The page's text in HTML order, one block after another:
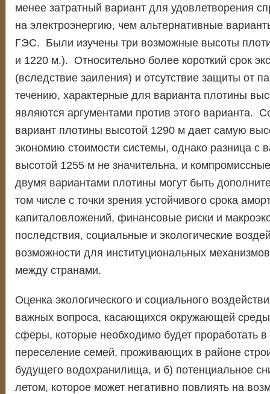
менее затратный вариант для удовлетворения
на электроэнергию, чем альтернативные
ГЭС. Были изучены три возможные высоты
и 1220 м.). Относительно более короткий срок
(вследствие заиления) и отсутствие защиты от
течению, характерные для варианта плотины
являются аргументами против этого варианта.
вариант плотины высотой 1290 м дает самую
экономию стоимости системы, однако разница с
высотой 1255 м не значительна, и
двумя вариантами плотины могут быть
том числе с точки зрения устойчивого срока
капиталовложений, финансовые риски и
последствия, социальные и экологические
возможности для институциональных
между странами.
Оценка экологического и социального
важных вопроса, касающихся окружающей
сферы, которые необходимо будет проработать в
переселение семей, проживающих в районе
будущего водохранилища, и б) потенциальное
летом, которое может негативно повлиять на